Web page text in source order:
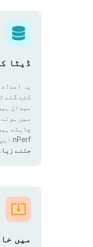
ڈیٹا
کئے گئے
میدان
میں
چاہتے
nPerf ایپ ڈاؤن لوڈ کرنا ہے۔
جتنے
میں